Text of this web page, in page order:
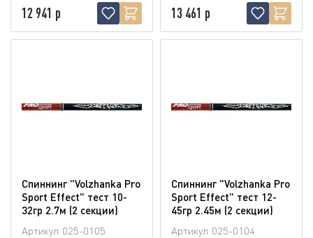
12 941 р 13 461 р
Спиннинг "Volzhanka Pro
Sport Effect" тест 10-
32гр 2.7м (2 секции)
Артикул 025-0105
Спиннинг "Volzhanka Pro
Sport Effect" тест 12-
45гр 2.45м (2 секции)
Артикул 025-0104